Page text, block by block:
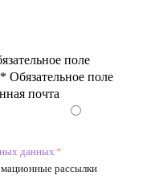
поле
Обязательное поле
почта
данных *
рассылки